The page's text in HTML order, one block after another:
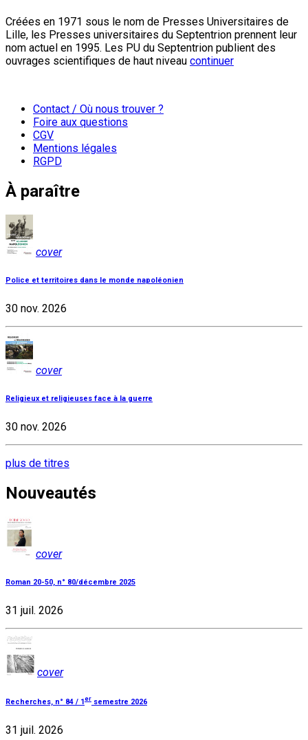
Créées en 1971 sous le nom de Presses Universitaires de
Lille, les Presses universitaires du Septentrion prennent leur
nom actuel en 1995. Les PU du Septentrion publient des
ouvrages scientifiques de haut niveau continuer
Contact / Où nous trouver ?
Foire aux questions
CGV
Mentions légales
RGPD
À paraître
cover
Police et territoires dans le monde napoléonien
30 nov. 2026
cover
Religieux et religieuses face à la guerre
30 nov. 2026
plus de titres
Nouveautés
cover
Roman 20-50, n° 80/décembre 2025
31 juil. 2026
cover
Recherches, n° 84 / 1 er semestre 2026
31 juil. 2026